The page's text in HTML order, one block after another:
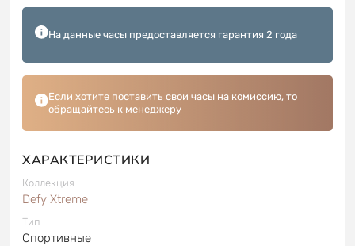
На данные часы предоставляется гарантия 2 года
Если хотите поставить свои часы на комиссию, то
обращайтесь к менеджеру
ХАРАКТЕРИСТИКИ
Коллекция
Defy Xtreme
Тип
Спортивные